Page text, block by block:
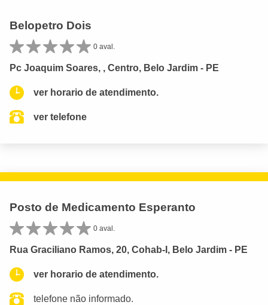
Belopetro Dois
0 aval.
Pc Joaquim Soares, , Centro, Belo Jardim - PE
ver horario de atendimento.
ver telefone
Posto de Medicamento Esperanto
0 aval.
Rua Graciliano Ramos, 20, Cohab-I, Belo Jardim - PE
ver horario de atendimento.
telefone não informado.